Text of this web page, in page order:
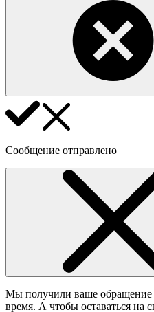
Сообщение отправлено
Мы получили ваше обращение
время. А чтобы оставаться на